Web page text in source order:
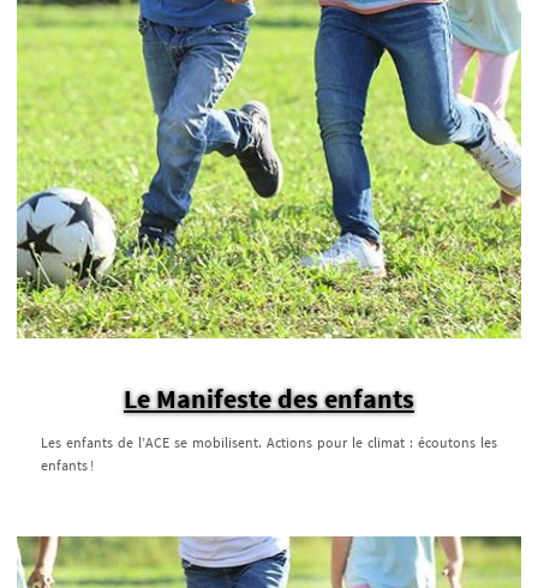
Le Manifeste des enfants
Les enfants de l’ACE se mobilisent. Actions pour le climat : écoutons les
enfants !